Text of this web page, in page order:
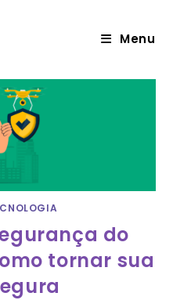
Menu
do
tornar sua